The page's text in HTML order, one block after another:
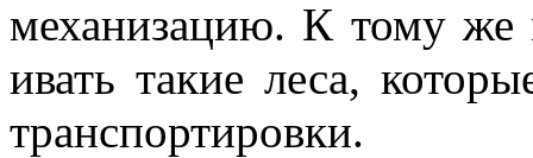
механизацию. К тому
ивать такие леса,
транспортировки.